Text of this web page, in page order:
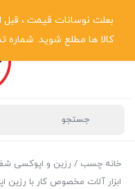
بعلت نوسانات قیمت ،
کالا ها مطلع شوید. شماره تماس
خانه چسب / رزین و اپوکسی
ابزار آلات مخصوص کار با رزین